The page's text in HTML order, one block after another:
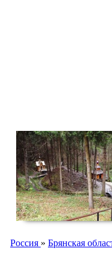
Россия » Брянская